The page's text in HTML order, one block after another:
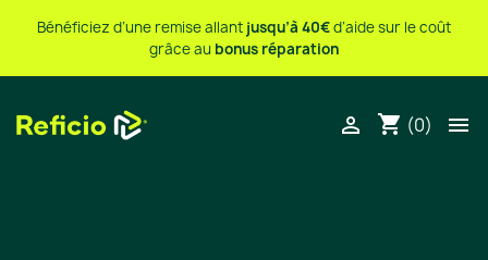
Bénéficiez d’une remise allant jusqu’à 40€d’aide sur le coût
grâce au bonus réparation
 shopping_cart (0) 